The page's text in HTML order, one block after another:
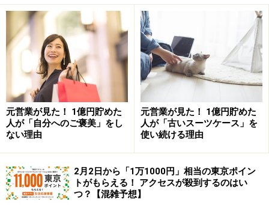
「前夜の残ったお味噌汁を温め、炊いたご飯、納豆プラ
スアルファのおかずでカンタン和定食にする」と考える
人もいれば、「朝食はスピード重視。トーストかシリア
ルでパパッと済ませて、ランチや夕食で食事をゆっくり
楽しむ」と考える人もいることでしょう。
これは、貯蓄の考え方でも同じです。「家計簿がしっか
りつけられない」「銀行口座を確認するのが苦手」「つ
い無駄な買い物をしてしまう」。だから「自分は貯蓄が
できない人」と早急に諦めたらもったいない。いきな
り“完璧”を目指さず、自分に合ったやり方を見つけてい
くことが貯蓄の秘訣なのです。
元営業が見た！ 1億円貯めた
人が「自分へのご褒美」をし
ない理由
元営業が見た！ 1億円貯めた
人が「古いスーツケース」を
使い続ける理由
2月2日から「1万1000円」相当の東京ポイン
トがもらえる！ アクセスが殺到するのはい
つ？【混雑予想】